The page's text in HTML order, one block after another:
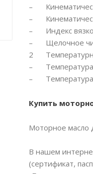
–
–
–
Индекс
–
Щелочное
2
–
–
Купить
Моторное масло
В нашем
(сертификат,